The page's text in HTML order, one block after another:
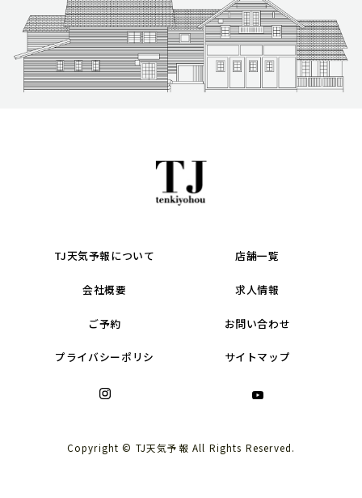
TJ天気予報について 店舗一覧
会社概要 求人情報
ご予約 お問い合わせ
プライバシーポリシ サイトマップ
Copyright © TJ天気予報 All Rights Reserved.